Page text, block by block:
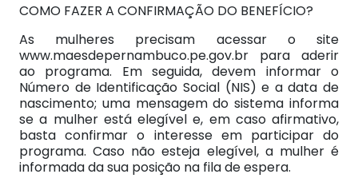
COMO FAZER A CONFIRMAÇÃO DO BENEFÍCIO?
As mulheres precisam acessar o site
www.maesdepernambuco.pe.gov.br para aderir
ao programa. Em seguida, devem informar o
Número de Identificação Social (NIS) e a data de
nascimento; uma mensagem do sistema informa
se a mulher está elegível e, em caso afirmativo,
basta confirmar o interesse em participar do
programa. Caso não esteja elegível, a mulher é
informada da sua posição na fila de espera.